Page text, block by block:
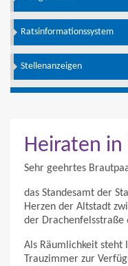
Ratsinformationssystem
Stellenanzeigen
Heiraten
Sehr geehrtes
das Standesamt der
Herzen der Altstadt
der Drachenfelsstraße
Als Räumlichkeit steht
Trauzimmer zur